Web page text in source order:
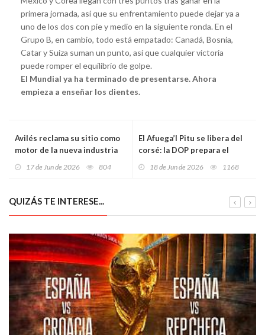
primera jornada, así que su enfrentamiento puede dejar ya a
uno de los dos con pie y medio en la siguiente ronda. En el
Grupo B, en cambio, todo está empatado: Canadá, Bosnia,
Catar y Suiza suman un punto, así que cualquier victoria
puede romper el equilibrio de golpe.
El Mundial ya ha terminado de presentarse. Ahora
empieza a enseñar los dientes.
Avilés reclama su sitio como
motor de la nueva industria
17 de Jun de 2026 804
El Afuega’l Pitu se libera del
corsé: la DOP prepara el
18 de Jun de 2026 1168
QUIZÁS TE INTERESE...